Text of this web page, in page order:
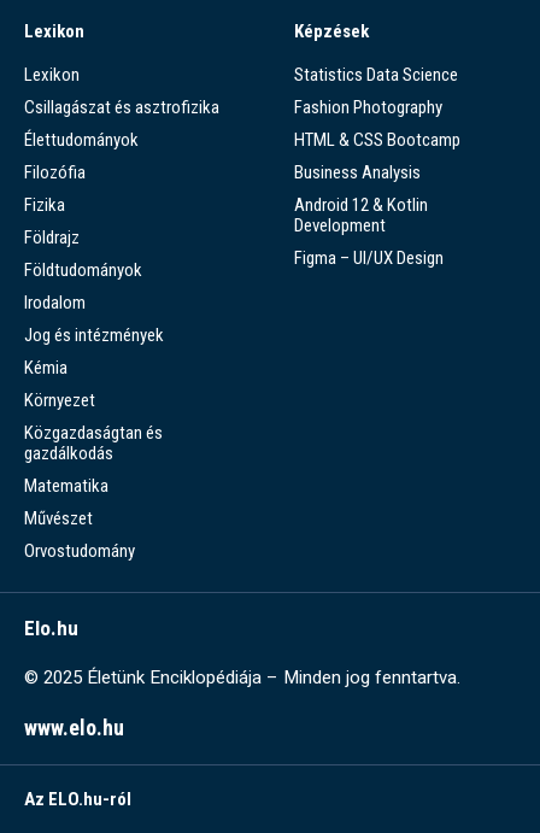
Lexikon
Lexikon
Csillagászat és asztrofizika
Élettudományok
Filozófia
Fizika
Földrajz
Földtudományok
Irodalom
Jog és intézmények
Kémia
Környezet
Közgazdaságtan és
gazdálkodás
Matematika
Művészet
Orvostudomány
Képzések
Statistics Data Science
Fashion Photography
HTML & CSS Bootcamp
Business Analysis
Android 12 & Kotlin
Development
Figma – UI/UX Design
Elo.hu
© 2025 Életünk Enciklopédiája – Minden jog fenntartva.
www.elo.hu
Az ELO.hu-ról